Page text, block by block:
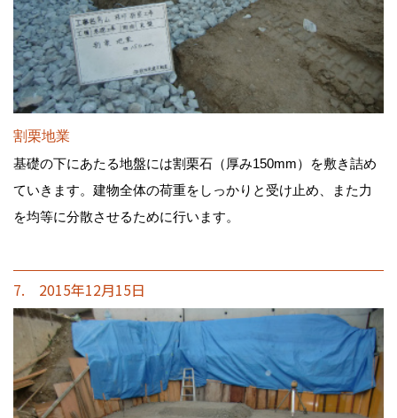
割栗地業
基礎の下にあたる地盤には割栗石（厚み150mm）を敷き詰め
ていきます。建物全体の荷重をしっかりと受け止め、また力
を均等に分散させるために行います。
7. 2015年12月15日